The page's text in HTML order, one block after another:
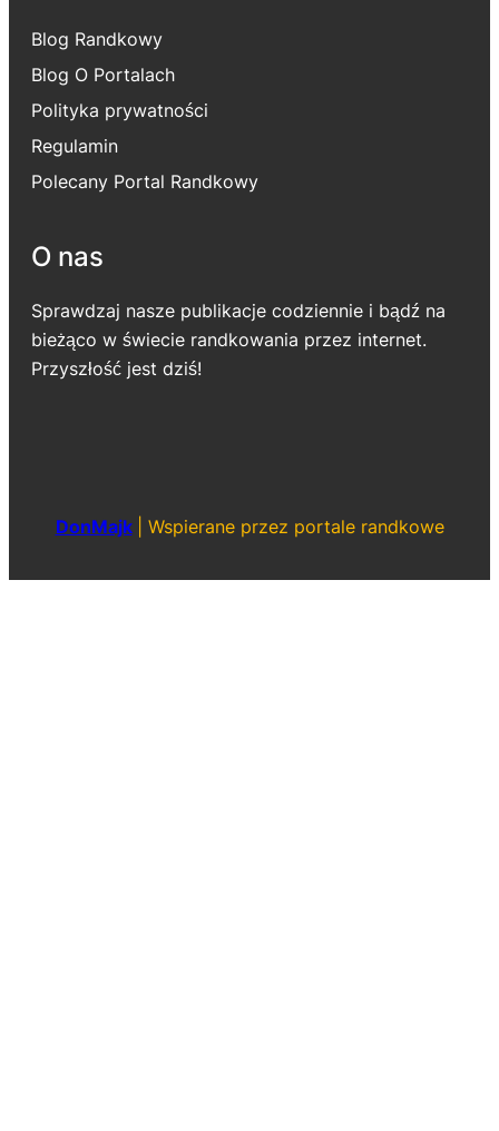
Blog Randkowy
Blog O Portalach
Polityka prywatności
Regulamin
Polecany Portal Randkowy
O nas
Sprawdzaj nasze publikacje codziennie i bądź na
bieżąco w świecie randkowania przez internet.
Przyszłość jest dziś!
DonMajk Wspierane przez portale randkowe